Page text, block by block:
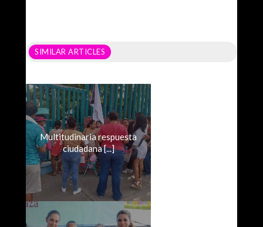
SIMILAR ARTICLES
Multitudinaria respuesta
ciudadana [...]